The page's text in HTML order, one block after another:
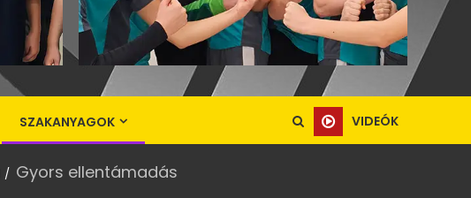
SZAKANYAGOK VIDEÓK
Gyors ellentámadás